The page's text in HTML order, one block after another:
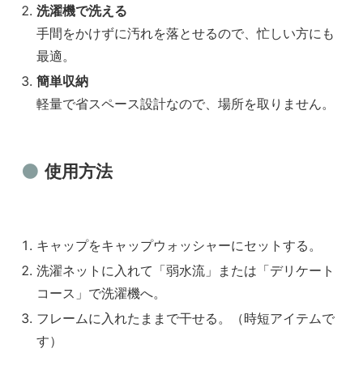
洗濯機で洗える
手間をかけずに汚れを落とせるので、忙しい方にも
最適。
簡単収納
軽量で省スペース設計なので、場所を取りません。
使用方法
キャップをキャップウォッシャーにセットする。
洗濯ネットに入れて「弱水流」または「デリケート
コース」で洗濯機へ。
フレームに入れたままで干せる。（時短アイテムで
す）